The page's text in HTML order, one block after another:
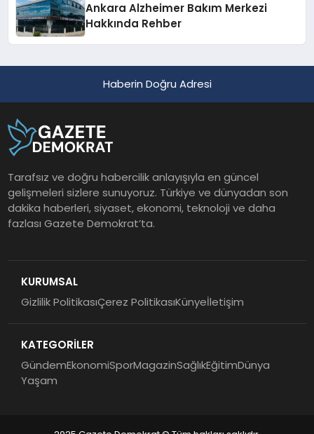
Ankara Alzheimer Bakım Merkezi
Hakkında Rehber
Haberin Doğru Adresi
Tarafsız ve doğru habercilik anlayışıyla en güncel
gelişmeleri sizlere sunuyoruz. Türkiye ve dünyadan son
dakika haberleri, siyaset, ekonomi, teknoloji ve daha
fazlası Gazete Demokrat’ta.
KURUMSAL
Gizlilik PolitikasıÇerez PolitikasıKünyeİletişim
KATEGORİLER
GündemEkonomiSporMagazinSağlıkEğitimDünya
Yaşam